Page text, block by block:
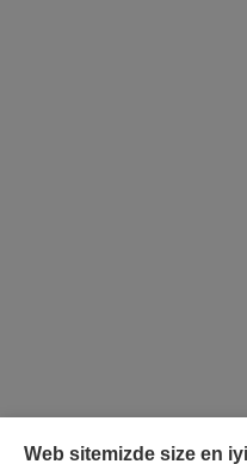
Web sitemizde size en